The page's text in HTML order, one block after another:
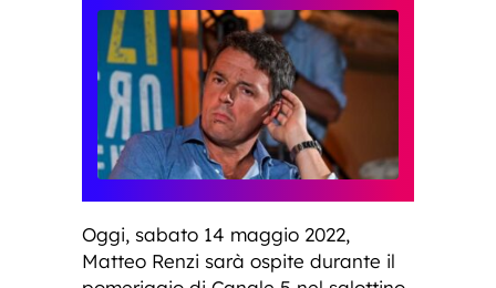
Oggi, sabato 14 maggio 2022,
Matteo Renzi sarà ospite durante il